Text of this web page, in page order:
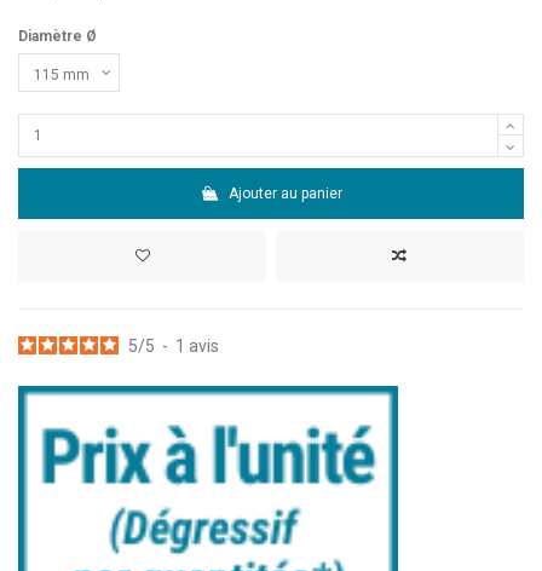
Diamètre Ø
Ajouter au panier
5/5 - 1 avis